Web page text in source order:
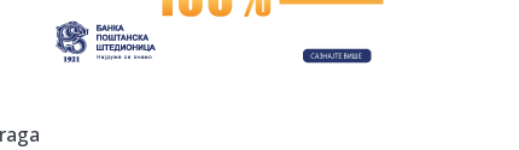
11:36:Čukljenik: Kada lokalna vlast ne čuje glas građana koji
izazove"; Si...